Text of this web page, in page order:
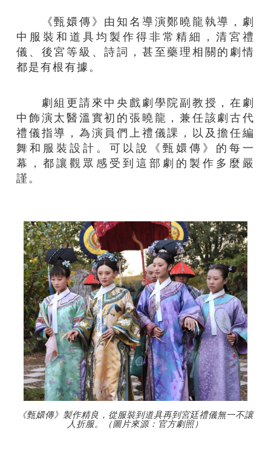
《甄嬛傳》由知名導演鄭曉龍執導，劇
中服裝和道具均製作得非常精細，清宮禮
儀、後宮等級、詩詞，甚至藥理相關的劇情
都是有根有據。
劇組更請來中央戲劇學院副教授，在劇
中飾演太醫溫實初的張曉龍，兼任該劇古代
禮儀指導，為演員們上禮儀課，以及擔任編
舞和服裝設計。可以說《甄嬛傳》的每一
幕，都讓觀眾感受到這部劇的製作多麼嚴
謹。
《甄嬛傳》製作精良，從服裝到道具再到宮廷禮儀無一不讓
人折服。（圖片來源：官方劇照）